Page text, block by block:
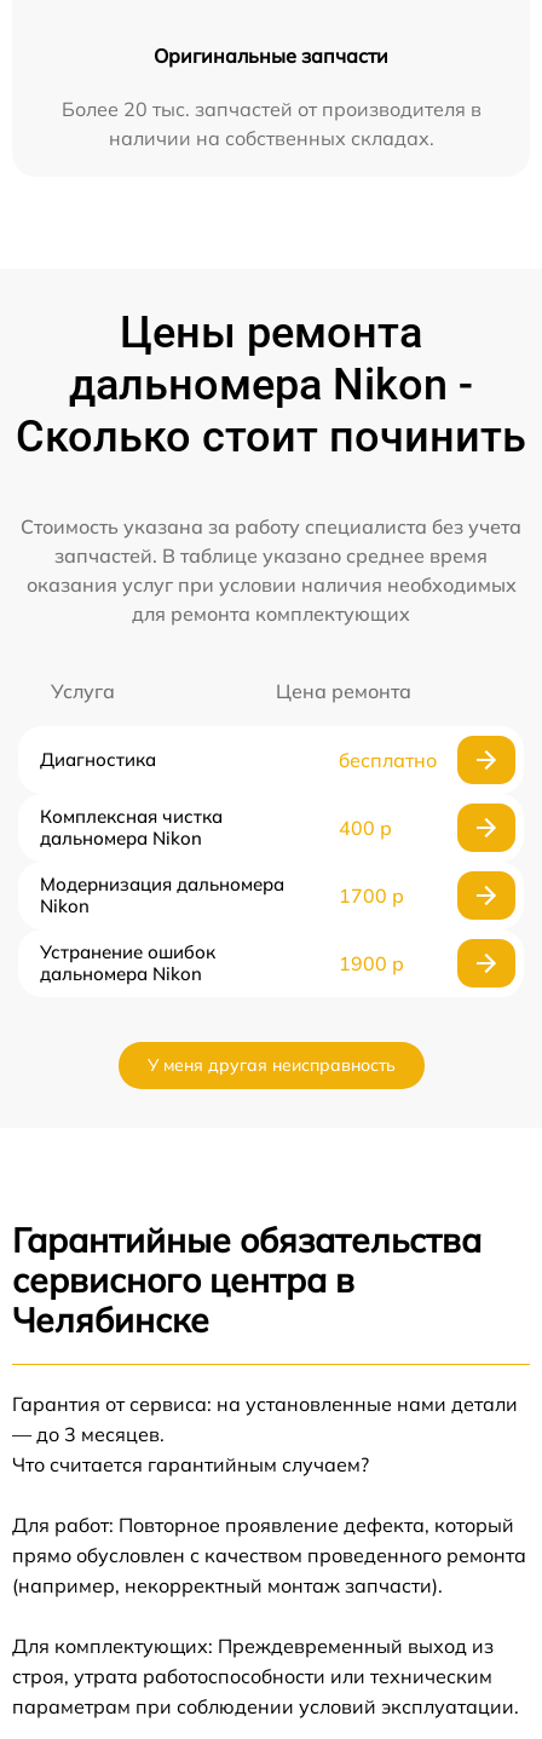
Оригинальные запчасти
Более 20 тыс. запчастей от производителя в
наличии на собственных складах.
Цены ремонта
дальномера Nikon -
Сколько стоит починить
Стоимость указана за работу специалиста без учета
запчастей. В таблице указано среднее время
оказания услуг при условии наличия необходимых
для ремонта комплектующих
Услуга Цена ремонта
Диагностика бесплатно
Комплексная чистка
дальномера Nikon
400 р
Модернизация дальномера
Nikon
1700 р
Устранение ошибок
дальномера Nikon
1900 р
У меня другая неисправность
Гарантийные обязательства
сервисного центра в
Челябинске
Гарантия от сервиса: на установленные нами детали
— до 3 месяцев.
Что считается гарантийным случаем?
Для работ: Повторное проявление дефекта, который
прямо обусловлен с качеством проведенного ремонта
(например, некорректный монтаж запчасти).
Для комплектующих: Преждевременный выход из
строя, утрата работоспособности или техническим
параметрам при соблюдении условий эксплуатации.